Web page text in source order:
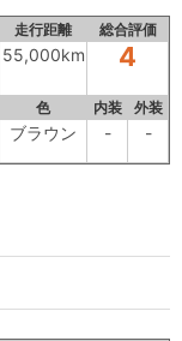
走行距離 総合評価
55,000km 4
色 内装 外装
ブラウン - -